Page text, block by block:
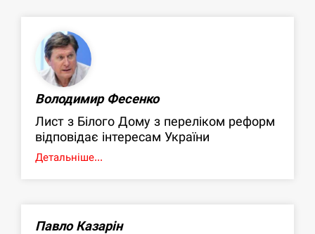
Володимир Фесенко
Лист з Білого Дому з переліком реформ
відповідає інтересам України
Детальніше...
Павло Казарін